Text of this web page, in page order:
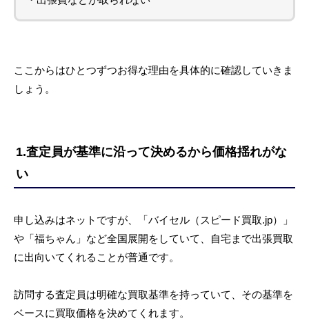
ここからはひとつずつお得な理由を具体的に確認していきま
しょう。
1.査定員が基準に沿って決めるから価格揺れがな
い
申し込みはネットですが、「バイセル（スピード買取.jp）」
や「福ちゃん」など全国展開をしていて、自宅まで出張買取
に出向いてくれることが普通です。
訪問する査定員は明確な買取基準を持っていて、その基準を
ベースに買取価格を決めてくれます。